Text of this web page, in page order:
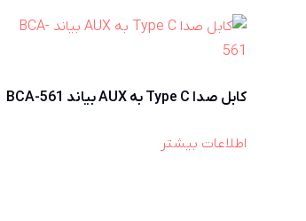
کابل صدا Type C به AUX بیاند BCA-561
اطلاعات بیشتر